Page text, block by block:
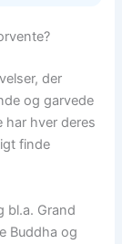
der
og garvede
har hver deres
finde
bl.a. Grand
Buddha og